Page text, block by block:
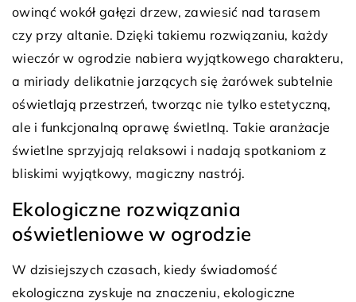
owinąć wokół gałęzi drzew, zawiesić nad tarasem
czy przy altanie. Dzięki takiemu rozwiązaniu, każdy
wieczór w ogrodzie nabiera wyjątkowego charakteru,
a miriady delikatnie jarzących się żarówek subtelnie
oświetlają przestrzeń, tworząc nie tylko estetyczną,
ale i funkcjonalną oprawę świetlną. Takie aranżacje
świetlne sprzyjają relaksowi i nadają spotkaniom z
bliskimi wyjątkowy, magiczny nastrój.
Ekologiczne rozwiązania
oświetleniowe w ogrodzie
W dzisiejszych czasach, kiedy świadomość
ekologiczna zyskuje na znaczeniu, ekologiczne